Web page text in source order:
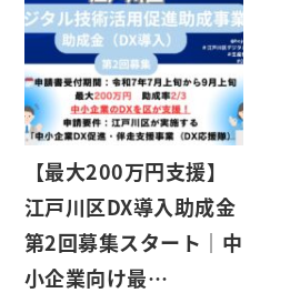
【最大200万円支援】
江戸川区DX導入助成金
第2回募集スタート｜中
小企業向け最…